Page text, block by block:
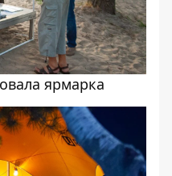
ярмарка